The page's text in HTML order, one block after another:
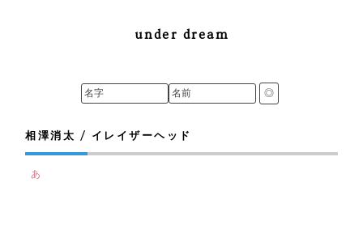
under dream
相澤消太 / イレイザーヘッド
あ